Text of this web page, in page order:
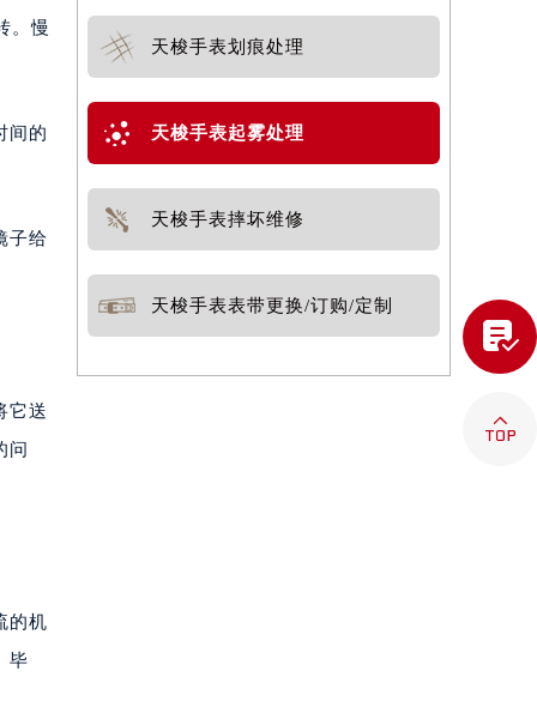
。慢
间的
子给
它送
问
的机
毕
天梭手表划痕处理
天梭手表起雾处理
天梭手表摔坏维修
天梭手表表带更换/订购/定制

